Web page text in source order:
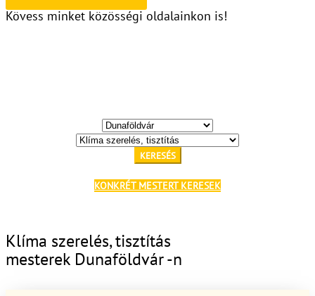
Kövess minket közösségi oldalainkon is!
KERESÉS
KONKRÉT MESTERT KERESEK
Klíma szerelés, tisztítás
mesterek Dunaföldvár -n